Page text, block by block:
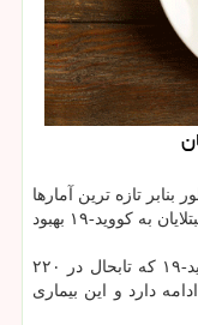
تازه ترین آمارها
تابحال ۱۵۷ میلیون و ۶۴ هزار و ۶۰۰ نفر از مبتلایان به کووید-۱۹ بهبود
روند افزایش آمار مبتلا شدن به بیماری کووید-۱۹ که تابحال در ۲۲۰
دارد و این بیماری